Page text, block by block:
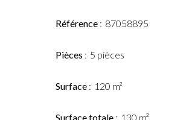
Référence 87058895
Pièces 5 pièces
Surface 120 m²
Surface totale 130 m²